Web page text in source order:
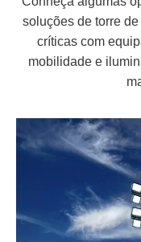
soluções de torre
críticas com
mobilidade e